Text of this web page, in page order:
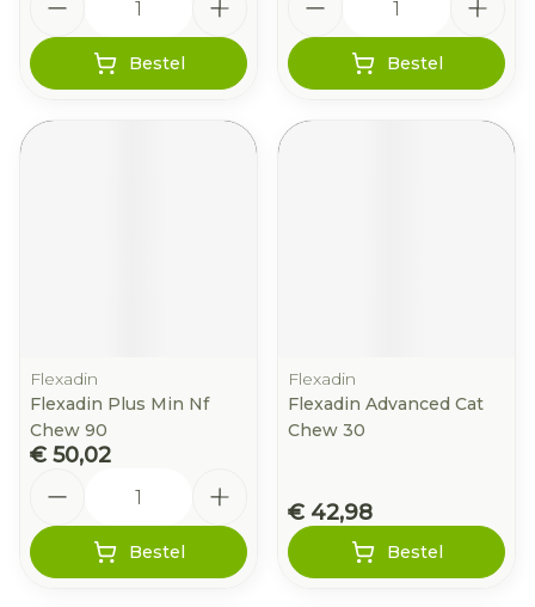
Bestel Bestel
Flexadin
Flexadin Plus Min Nf
Chew 90
€ 50,02
Bestel
Flexadin
Flexadin Advanced Cat
Chew 30
€ 42,98
Bestel